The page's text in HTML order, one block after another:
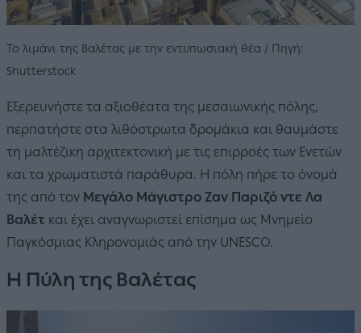
To λιμάνι της Βαλέτας με την εντυπωσιακή θέα / Πηγή:
Shutterstock
Εξερευνήστε τα αξιοθέατα της μεσαιωνικής πόλης,
περπατήστε στα λιθόστρωτα δρομάκια και θαυμάστε
τη μαλτέζικη αρχιτεκτονική με τις επιρροές των Ενετών
και τα χρωματιστά παράθυρα. Η πόλη πήρε το όνομά
της από τον Μεγάλο Μάγιστρο Ζαν Παριζό ντε Λα
Βαλέτ και έχει αναγνωριστεί επίσημα ως Μνημείο
Παγκόσμιας Κληρονομιάς από την UNESCO.
Η Πύλη της Βαλέτας